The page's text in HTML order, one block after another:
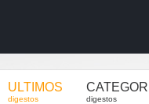
ULTIMOS
digestos digestos